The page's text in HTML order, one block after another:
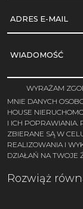
ADRES E-MAIL
WIADOMOŚĆ
WYRAŻAM
MNIE DANYCH
HOUSE
I ICH POPRAWIANIA.
ZBIERANE SĄ W
REALIZOWANIA I
DZIAŁAŃ NA TWOJE
Rozwiąż